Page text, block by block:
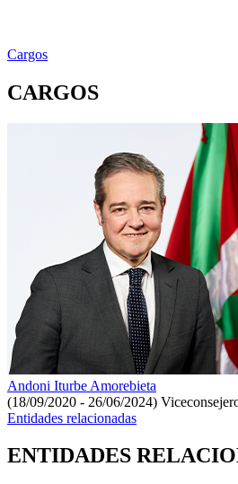
Cargos
CARGOS
Andoni Iturbe Amorebieta
(18/09/2020 - 26/06/2024)
Entidades relacionadas
ENTIDADES